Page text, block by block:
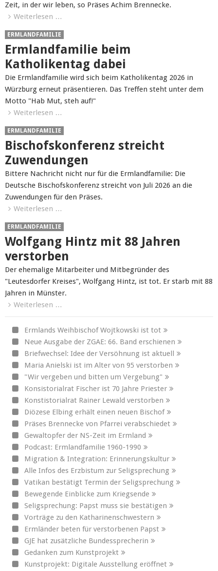
Zeit, in der wir leben, so Präses Achim Brennecke.
Weiterlesen …
ERMLANDFAMILIE
Ermlandfamilie beim
Katholikentag dabei
Die Ermlandfamilie wird sich beim Katholikentag 2026 in
Würzburg erneut präsentieren. Das Treffen steht unter dem
Motto "Hab Mut, steh auf!"
Weiterlesen …
ERMLANDFAMILIE
Bischofskonferenz streicht
Zuwendungen
Bittere Nachricht nicht nur für die Ermlandfamilie: Die
Deutsche Bischofskonferenz streicht von Juli 2026 an die
Zuwendungen für den Präses.
Weiterlesen …
ERMLANDFAMILIE
Wolfgang Hintz mit 88 Jahren
verstorben
Der ehemalige Mitarbeiter und Mitbegründer des
"Leutesdorfer Kreises", Wolfgang Hintz, ist tot. Er starb mit 88
Jahren in Münster.
Weiterlesen …
Ermlands Weihbischof Wojtkowski ist tot
Neue Ausgabe der ZGAE: 66. Band erschienen
Briefwechsel: Idee der Versöhnung ist aktuell
Maria Anielski ist im Alter von 95 verstorben
"Wir vergeben und bitten um Vergebung"
Konsistorialrat Fischer ist 70 Jahre Priester
Konstistorialrat Rainer Lewald verstorben
Diözese Elbing erhält einen neuen Bischof
Präses Brennecke von Pfarrei verabschiedet
Gewaltopfer der NS-Zeit im Ermland
Podcast: Ermlandfamilie 1960-1990
Migration & Integration: Erinnerungskultur
Alle Infos des Erzbistum zur Seligsprechung
Vatikan bestätigt Termin der Seligsprechung
Bewegende Einblicke zum Kriegsende
Seligsprechung: Papst muss sie bestätigen
Vorträge zu den Katharinenschwestern
Ermländer beten für verstorbenen Papst
GJE hat zusätzliche Bundessprecherin
Gedanken zum Kunstprojekt
Kunstprojekt: Digitale Ausstellung eröffnet